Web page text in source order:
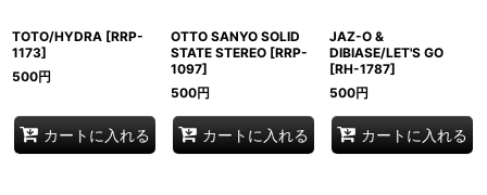
TOTO/HYDRA [RRP-
1173]
500円
カートに入れる
OTTO SANYO SOLID
STATE STEREO [RRP-
1097]
500円
カートに入れる
JAZ-O &
DIBIASE/LET'S GO
[RH-1787]
500円
カートに入れる